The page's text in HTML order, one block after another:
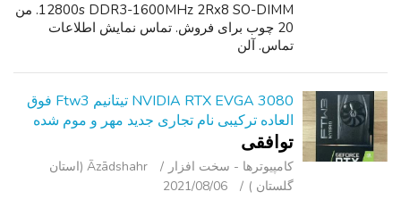
12800s DDR3-1600MHz 2Rx8 SO-DIMM. من
20 چوب برای فروش. تماس نمایش اطلاعات
تماس. آلن
NVIDIA RTX EVGA 3080 تیتانیم Ftw3 فوق
العاده ترکیبی نام تجاری جدید مهر و موم شده
توافقی
کامپیوترها - سخت ‌افزار
Āzādshahr (استان
گلستان )
2021/08/06